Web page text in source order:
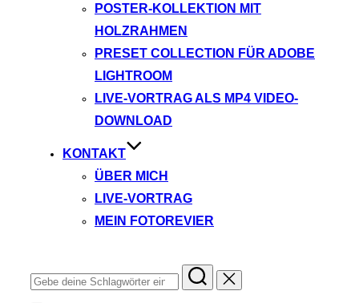
POSTER-KOLLEKTION MIT
HOLZRAHMEN
PRESET COLLECTION FÜR ADOBE
LIGHTROOM
LIVE-VORTRAG ALS MP4 VIDEO-
DOWNLOAD
KONTAKT
ÜBER MICH
LIVE-VORTRAG
MEIN FOTOREVIER
Suchen
nach: